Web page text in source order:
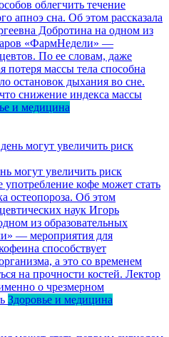
облегчить течение
апноэ сна. Об этом рассказала
Добротина на одном из
«ФармНедели» —
По ее словам, даже
потеря массы тела способна
остановок дыхания во сне.
снижение индекса массы
и медицина
могут увеличить риск
употребление кофе может стать
остеопороза. Об этом
наук Игорь
из образовательных
— мероприятия для
способствует
а это со временем
на прочности костей. Лектор
о чрезмерном
Здоровье и медицина